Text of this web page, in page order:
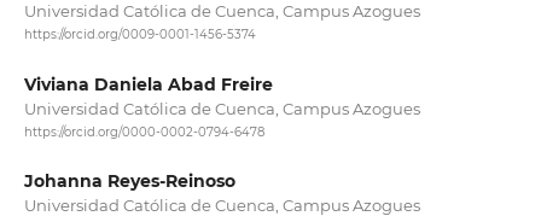
Universidad Católica de Cuenca, Campus Azogues
https://orcid.org/0009-0001-1456-5374
Viviana Daniela Abad Freire
Universidad Católica de Cuenca, Campus Azogues
https://orcid.org/0000-0002-0794-6478
Johanna Reyes-Reinoso
Universidad Católica de Cuenca, Campus Azogues